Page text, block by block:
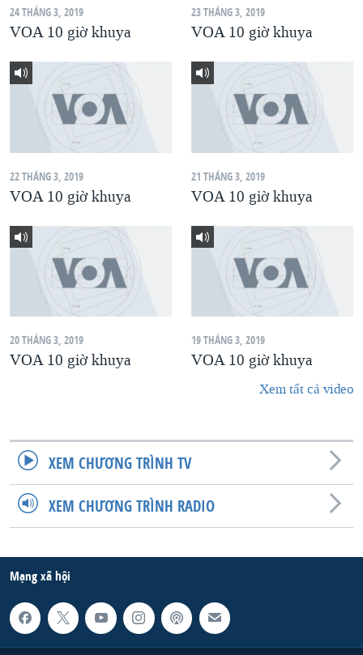
QUAN HỆ VIỆT MỸ
24 THÁNG 3, 2019
VOA 10 giờ khuya
23 THÁNG 3, 2019
VOA 10 giờ khuya
22 THÁNG 3, 2019
VOA 10 giờ khuya
21 THÁNG 3, 2019
VOA 10 giờ khuya
20 THÁNG 3, 2019
VOA 10 giờ khuya
19 THÁNG 3, 2019
VOA 10 giờ khuya
Xem tất cả video
XEM CHƯƠNG TRÌNH TV
XEM CHƯƠNG TRÌNH RADIO
Mạng xã hội